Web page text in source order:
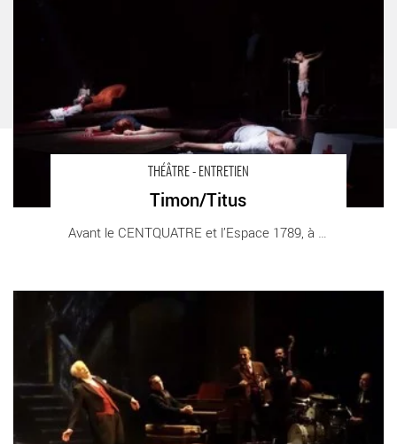
THÉÂTRE - ENTRETIEN
Timon/Titus
Avant le CENTQUATRE et l’Espace 1789, à [...]
Novecento - Critique sortie Théâtre Paris Théâtre du Rond-Point